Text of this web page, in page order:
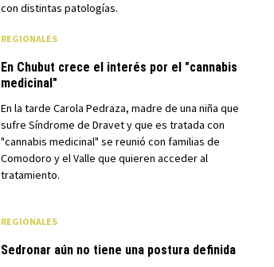
con distintas patologías.
REGIONALES
En Chubut crece el interés por el "cannabis
medicinal"
En la tarde Carola Pedraza, madre de una niña que
sufre Síndrome de Dravet y que es tratada con
"cannabis medicinal" se reunió con familias de
Comodoro y el Valle que quieren acceder al
tratamiento.
REGIONALES
Sedronar aún no tiene una postura definida